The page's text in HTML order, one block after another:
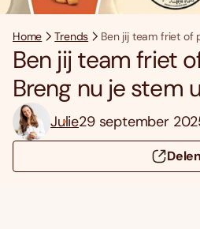
Home Trends Ben jij team friet of
Ben jij team friet
Breng nu je stem
Julie29 september
Delen